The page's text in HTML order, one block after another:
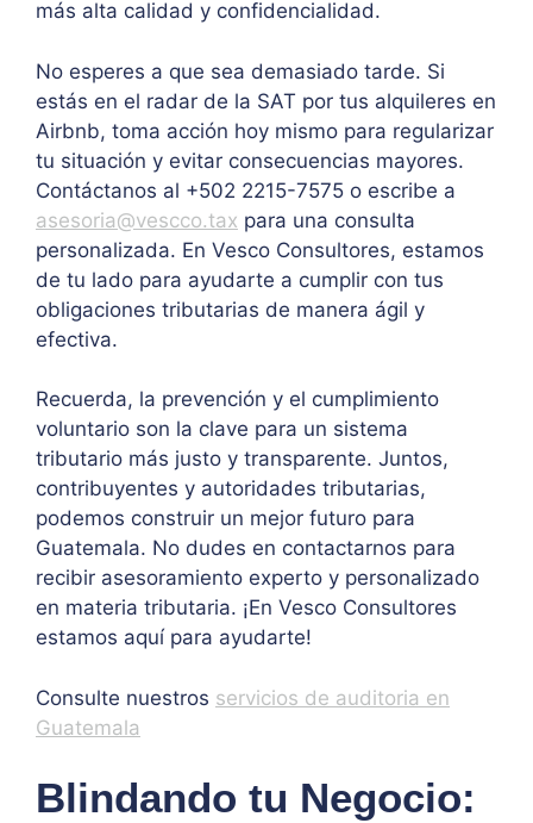
más alta calidad y confidencialidad.
No esperes a que sea demasiado tarde. Si
estás en el radar de la SAT por tus alquileres en
Airbnb, toma acción hoy mismo para regularizar
tu situación y evitar consecuencias mayores.
Contáctanos al +502 2215-7575 o escribe a
asesoria@vescco.tax para una consulta
personalizada. En Vesco Consultores, estamos
de tu lado para ayudarte a cumplir con tus
obligaciones tributarias de manera ágil y
efectiva.
Recuerda, la prevención y el cumplimiento
voluntario son la clave para un sistema
tributario más justo y transparente. Juntos,
contribuyentes y autoridades tributarias,
podemos construir un mejor futuro para
Guatemala. No dudes en contactarnos para
recibir asesoramiento experto y personalizado
en materia tributaria. ¡En Vesco Consultores
estamos aquí para ayudarte!
Consulte nuestros servicios de auditoria en
Guatemala
Blindando tu Negocio: